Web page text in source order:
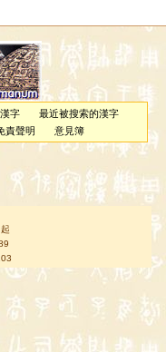
字
最近被搜索的漢字
責聲明 意見簿